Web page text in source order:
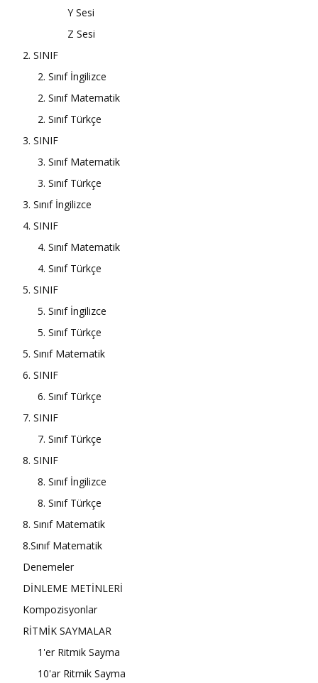
Y Sesi
Z Sesi
2. SINIF
2. Sınıf İngilizce
2. Sınıf Matematik
2. Sınıf Türkçe
3. SINIF
3. Sınıf Matematik
3. Sınıf Türkçe
3. Sınıf İngilizce
4. SINIF
4. Sınıf Matematik
4. Sınıf Türkçe
5. SINIF
5. Sınıf İngilizce
5. Sınıf Türkçe
5. Sınıf Matematik
6. SINIF
6. Sınıf Türkçe
7. SINIF
7. Sınıf Türkçe
8. SINIF
8. Sınıf İngilizce
8. Sınıf Türkçe
8. Sınıf Matematik
8.Sınıf Matematik
Denemeler
DİNLEME METİNLERİ
Kompozisyonlar
RİTMİK SAYMALAR
1'er Ritmik Sayma
10'ar Ritmik Sayma